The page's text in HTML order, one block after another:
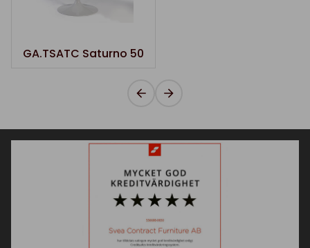
GA.TSATC Saturno 50